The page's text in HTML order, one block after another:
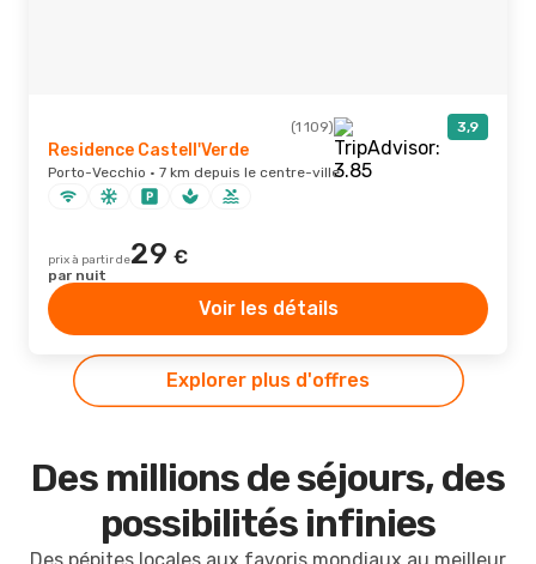
(1 109) 3,9
Residence Castell'Verde
Porto-Vecchio · 7 km depuis le centre-ville
prix à partir de29 €
par nuit
Voir les détails
Explorer plus d'offres
Des millions de séjours, des
possibilités infinies